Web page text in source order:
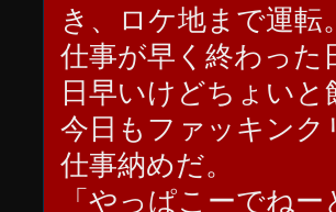
き、ロケ地まで運転。
仕事が早く終わった
日早いけどちょい
今日もファッキンク
仕事納めだ。
「やっぱこーでね